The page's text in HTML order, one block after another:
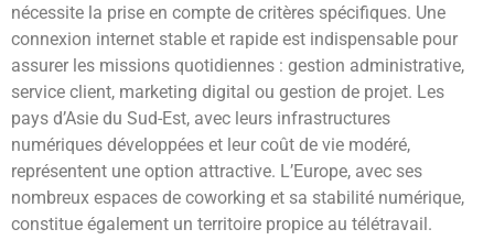
nécessite la prise en compte de critères spécifiques. Une
connexion internet stable et rapide est indispensable pour
assurer les missions quotidiennes : gestion administrative,
service client, marketing digital ou gestion de projet. Les
pays d’Asie du Sud-Est, avec leurs infrastructures
numériques développées et leur coût de vie modéré,
représentent une option attractive. L’Europe, avec ses
nombreux espaces de coworking et sa stabilité numérique,
constitue également un territoire propice au télétravail.